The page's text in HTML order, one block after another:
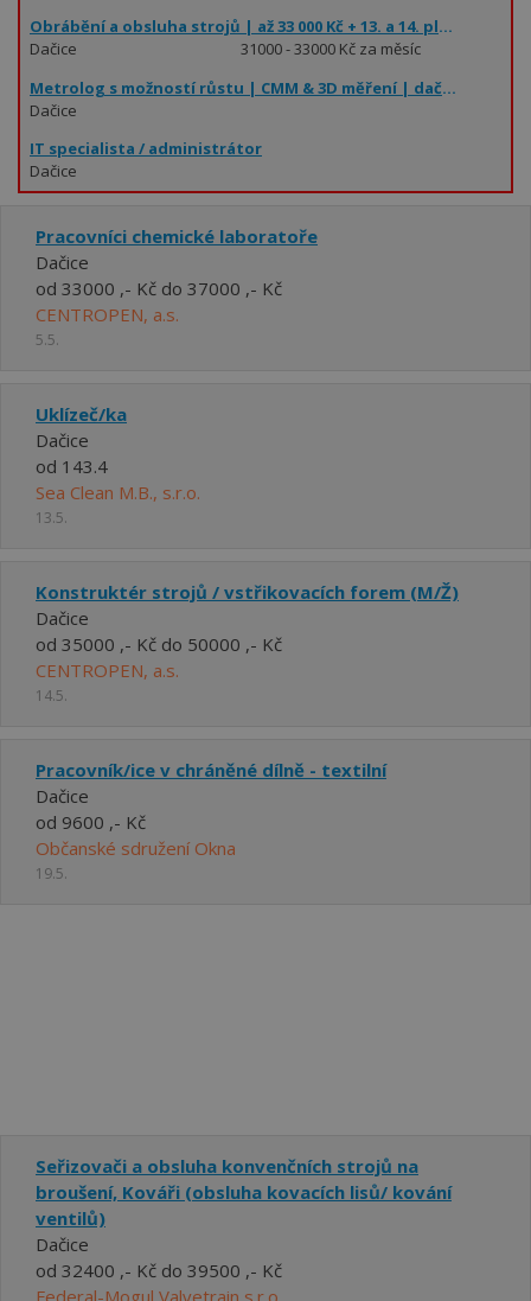
Obrábění a obsluha strojů | až 33 000 Kč + 13. a 14. plat.
Dačice
31000 - 33000 Kč za měsíc
Metrolog s možností růstu | CMM & 3D měření | dačicko | až 80 000 Kč
Dačice
IT specialista / administrátor
Dačice
Pracovníci chemické laboratoře
Dačice
od 33000 ,- Kč do 37000 ,- Kč
CENTROPEN, a.s.
5.5.
Uklízeč/ka
Dačice
od 143.4
Sea Clean M.B., s.r.o.
13.5.
Konstruktér strojů / vstřikovacích forem (M/Ž)
Dačice
od 35000 ,- Kč do 50000 ,- Kč
CENTROPEN, a.s.
14.5.
Pracovník/ice v chráněné dílně - textilní
Dačice
od 9600 ,- Kč
Občanské sdružení Okna
19.5.
Seřizovači a obsluha konvenčních strojů na
broušení, Kováři (obsluha kovacích lisů/ kování
ventilů)
Dačice
od 32400 ,- Kč do 39500 ,- Kč
Federal-Mogul Valvetrain s.r.o.